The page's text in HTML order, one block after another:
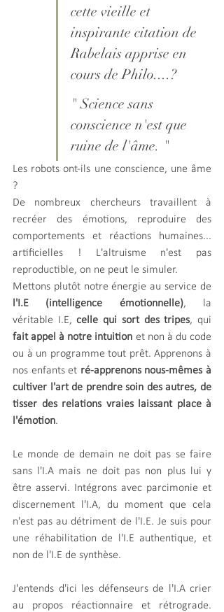
cette vieille et
inspirante citation de
Rabelais apprise en
cours de Philo....?
" Science sans
conscience n'est que
ruine de l'âme. "
Les robots ont-ils une conscience, une âme
?
De nombreux chercheurs travaillent à
recréer des émotions, reproduire des
comportements et réactions humaines...
artificielles ! L'altruisme n'est pas
reproductible, on ne peut le simuler.
l'I.E (intelligence émotionnelle), la
véritable I.E, celle qui sort des tripes
fait appel à notre intuition et non à du code
ou à un programme tout prêt. Apprenons à
nos enfants et ré-apprenons nous-mêmes à
cultiver l'art de prendre soin des autres, de
tisser des relations vraies laissant place à
l'émotion.
Le monde de demain ne doit pas se faire
sans l'I.A mais ne doit pas non plus lui y
être asservi. Intégrons avec parcimonie et
discernement l'I.A, du moment que cela
n'est pas au détriment de l'I.E. Je suis pour
une réhabilitation de l'I.E authentique, et
non de l'I.E de synthèse.
J'entends d'ici les défenseurs de l'I.A crier
au propos réactionnaire et rétrograde.